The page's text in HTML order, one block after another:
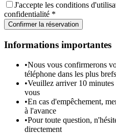
J'accepte les conditions
confidentialité *
Confirmer la réservation
Informations importantes
•Nous vous confirmerons
téléphone dans les plus
•Veuillez arriver 10
vous
•En cas d'empêchement,
à l'avance
•Pour toute question,
directement